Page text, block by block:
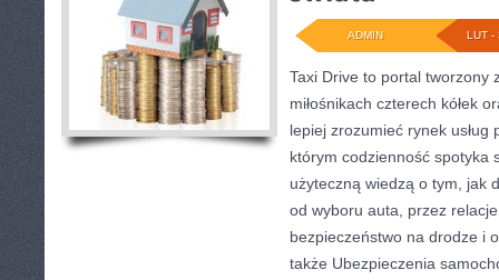
LUT -
ADMIN
Taxi Drive to portal tworzony
miłośnikach czterech kółek
lepiej zrozumieć rynek usług
którym codzienność spotyka
użyteczną wiedzą o tym, jak
od wyboru auta, przez
bezpieczeństwo na drodze i
także Ubezpieczenia